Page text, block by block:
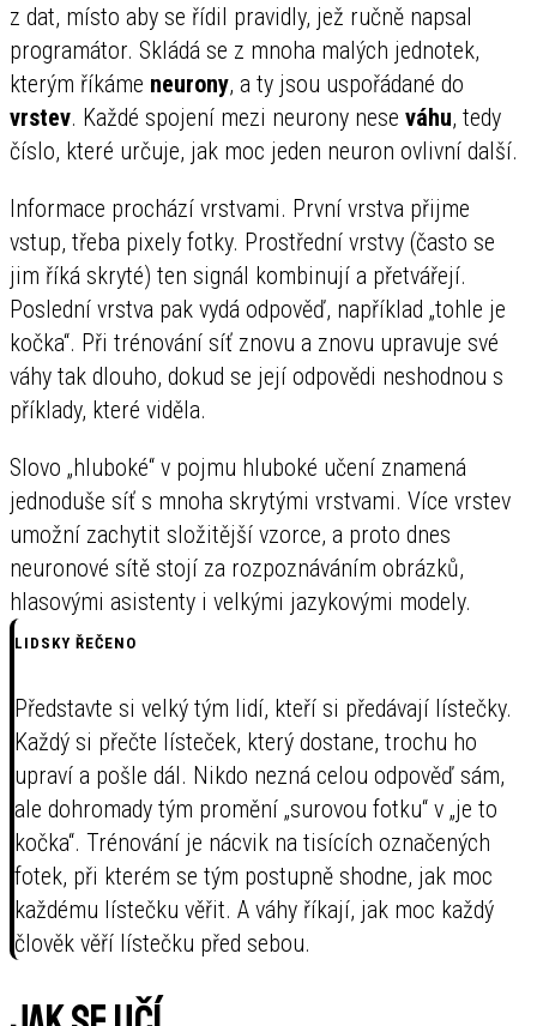
z dat, místo aby se řídil pravidly, jež ručně napsal
programátor. Skládá se z mnoha malých jednotek,
kterým říkáme neurony, a ty jsou uspořádané do
vrstev. Každé spojení mezi neurony nese váhu, tedy
číslo, které určuje, jak moc jeden neuron ovlivní další.
Informace prochází vrstvami. První vrstva přijme
vstup, třeba pixely fotky. Prostřední vrstvy (často se
jim říká skryté) ten signál kombinují a přetvářejí.
Poslední vrstva pak vydá odpověď, například „tohle je
kočka“. Při trénování síť znovu a znovu upravuje své
váhy tak dlouho, dokud se její odpovědi neshodnou s
příklady, které viděla.
Slovo „hluboké“ v pojmu hluboké učení znamená
jednoduše síť s mnoha skrytými vrstvami. Více vrstev
umožní zachytit složitější vzorce, a proto dnes
neuronové sítě stojí za rozpoznáváním obrázků,
hlasovými asistenty i velkými jazykovými modely.
LIDSKY ŘEČENO
Představte si velký tým lidí, kteří si předávají lístečky.
Každý si přečte lísteček, který dostane, trochu ho
upraví a pošle dál. Nikdo nezná celou odpověď sám,
ale dohromady tým promění „surovou fotku“ v „je to
kočka“. Trénování je nácvik na tisících označených
fotek, při kterém se tým postupně shodne, jak moc
každému lístečku věřit. A váhy říkají, jak moc každý
člověk věří lístečku před sebou.